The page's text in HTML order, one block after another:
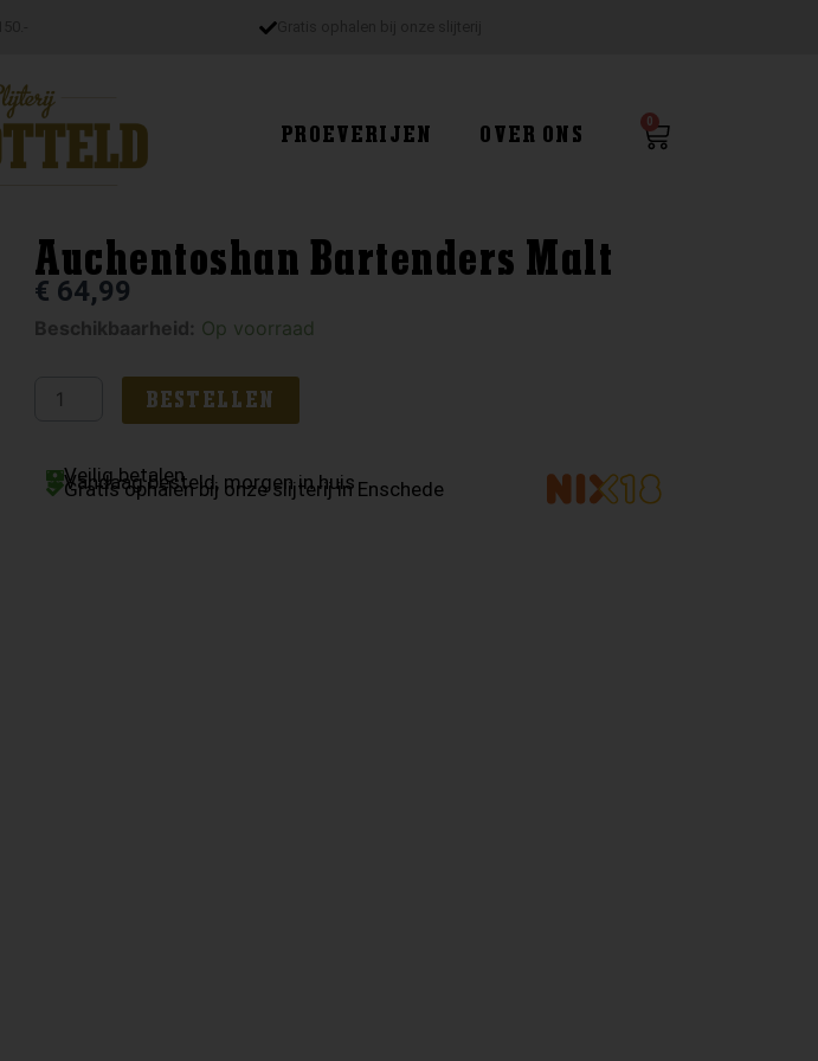
PROEVERIJEN OVER ONS
0
Winkelwagen
Auchentoshan Bartenders Malt
€ 64,99
Beschikbaarheid: Op voorraad
Auchentoshan
Malt
BESTELLEN
Veilig betalen
Vandaag besteld, morgen in huis
Gratis ophalen bij onze slijterij in Enschede